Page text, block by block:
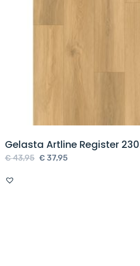
Gelasta Artline Register
€43,95 Oorspronkelijke
€ 37,95